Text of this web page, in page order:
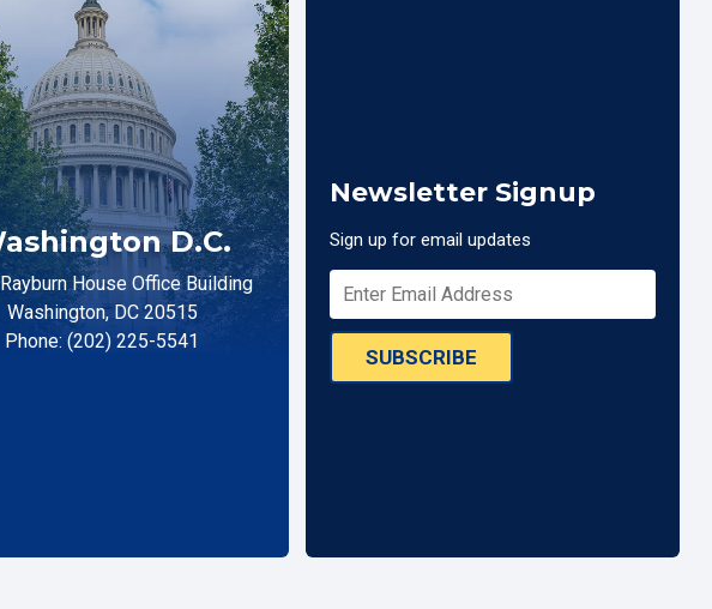
D.C.
House Office Building
Washington, DC 20515
Phone: (202) 225-5541
Newsletter Signup
Sign up for email updates
SUBSCRIBE